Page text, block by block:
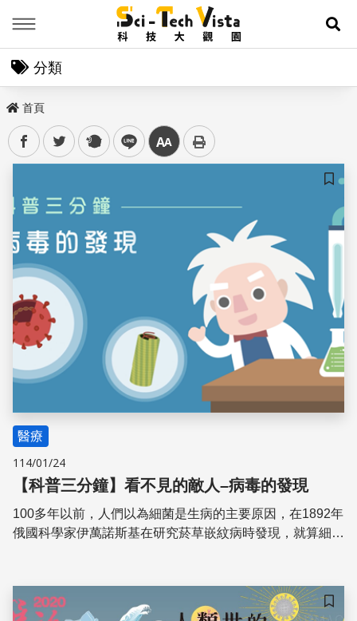
展
分類
首頁
facebooktwitter plurk line 中
儲存
醫療
114/01/24
【科普三分鐘】看不見的敵人–病毒的發現
100多年以前，人們以為細菌是生病的主要原因，在1892年
俄國科學家伊萬諾斯基在研究菸草嵌紋病時發現，就算細菌
正式提出更突破性的觀點，病毒「Virus」這個名稱才首次
出現在人類歷史。 一起跟著科普三分鐘來看看這個看不見儲存